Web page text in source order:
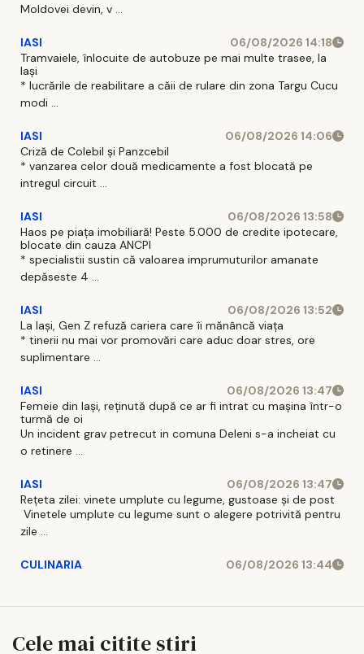
Moldovei devin, v ...
IASI
06/08/2026 14:18
Tramvaiele, înlocuite de autobuze pe mai multe trasee, la
Iași
* lucrările de reabilitare a căii de rulare din zona Targu Cucu
modi ...
IASI
06/08/2026 14:06
Criză de Colebil și Panzcebil
* vanzarea celor două medicamente a fost blocată pe
intregul circuit ...
IASI
06/08/2026 13:58
Haos pe piața imobiliară! Peste 5.000 de credite ipotecare,
blocate din cauza ANCPI
* specialistii sustin că valoarea imprumuturilor amanate
depăseste 4 ...
IASI
06/08/2026 13:52
La Iași, Gen Z refuză cariera care îi mănâncă viața
* tinerii nu mai vor promovări care aduc doar stres, ore
suplimentare ...
IASI
06/08/2026 13:47
Femeie din Iași, reținută după ce ar fi intrat cu mașina într-o
turmă de oi
Un incident grav petrecut in comuna Deleni s-a incheiat cu
o retinere ...
IASI
06/08/2026 13:47
Rețeta zilei: vinete umplute cu legume, gustoase și de post
Vinetele umplute cu legume sunt o alegere potrivită pentru
zile ...
CULINARIA 06/08/2026 13:44
Cele mai citite stiri